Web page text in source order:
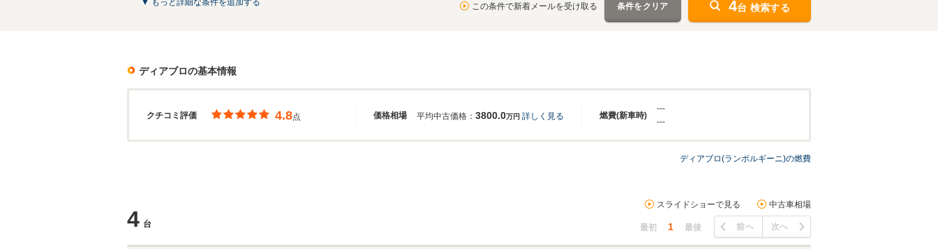
この条件で新着メールを受け取る 条件をクリア 4台 検索する
ディアブロの基本情報
クチコミ評価 価格相場 燃費(新車時)
4.8点 平均中古価格： 3800.0万円 詳しく見る
---
---
ディアブロ(ランボルギーニ)の燃費
4 台
スライドショーで見る 中古車相場
最初 1 最後 前へ 次へ